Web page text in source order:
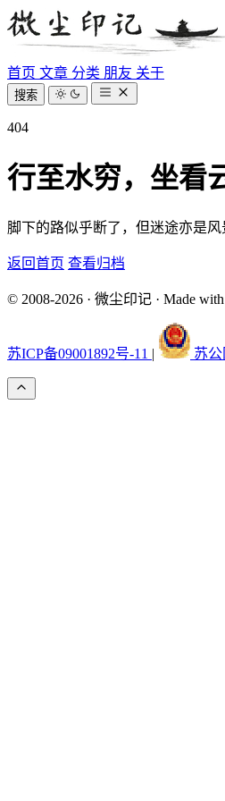
首页 文章 分类 朋友 关于
搜索
404
行至水穷，坐看
脚下的路似乎断了，但迷途亦是
返回首页 查看归档
© 2008-2026 · 微尘印记 · Made with
苏ICP备09001892号-11 | 苏公